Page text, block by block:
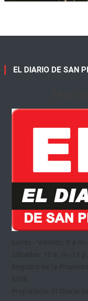
EL DIARIO DE SAN
Lunes - Viernes: 9
Sábados: 10 a. m.-13 p.
Registro de la
6168
Propietario: El Diario